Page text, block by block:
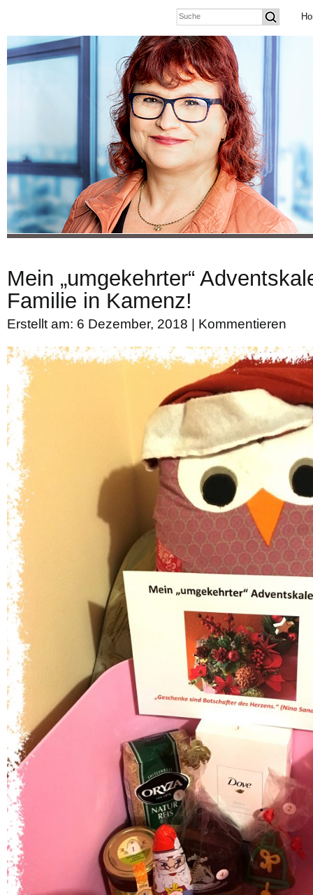
Mein „umgekehrter“
Familie in Kamenz!
Erstellt am: 6 Dezember, 2018 | Kommentieren